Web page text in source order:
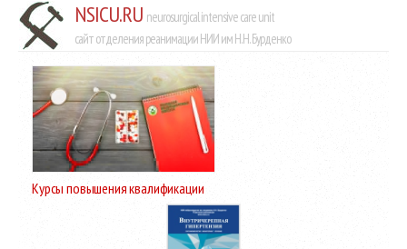
NSICU.RU neurosurgical intensive care unit
сайт отделения реанимации НИИ им Н.Н. Бурденко
Курсы повышения квалификации